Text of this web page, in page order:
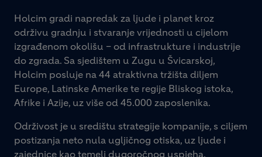
Holcim gradi napredak za ljude i planet kroz
održivu gradnju i stvaranje vrijednosti u cijelom
izgrađenom okolišu – od infrastrukture i industrije
do zgrada. Sa sjedištem u Zugu u Švicarskoj,
Holcim posluje na 44 atraktivna tržišta diljem
Europe, Latinske Amerike te regije Bliskog istoka,
Afrike i Azije, uz više od 45.000 zaposlenika.
Održivost je u središtu strategije kompanije, s ciljem
postizanja neto nula ugljičnog otiska, uz ljude i
zajednice kao temelj dugoročnog uspjeha.